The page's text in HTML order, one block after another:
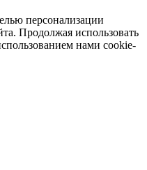
персонализации
Продолжая использовать
нами cookie-